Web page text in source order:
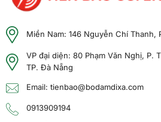
Miền Nam: 146 Nguyễn Chí Thanh,
VP đại diện: 80 Phạm Văn Nghị, P.
TP. Đà Nẵng
Email: tienbao@bodamdixa.com
0913909194